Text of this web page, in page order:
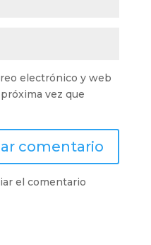
electrónico y web
vez que
el comentario